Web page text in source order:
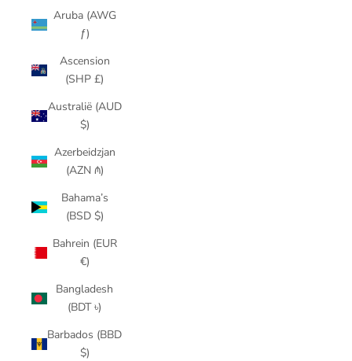
Aruba (AWG
ƒ)
Ascension
(SHP £)
Australië (AUD
$)
Azerbeidzjan
(AZN ₼)
Bahama’s
(BSD $)
Bahrein (EUR
€)
Bangladesh
(BDT ৳)
Barbados (BBD
$)